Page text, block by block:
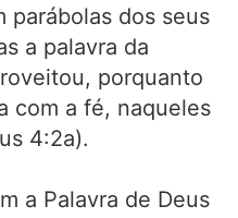
parábolas dos seus
a palavra da
porquanto
com a fé, naqueles
4:2a).
a Palavra de Deus